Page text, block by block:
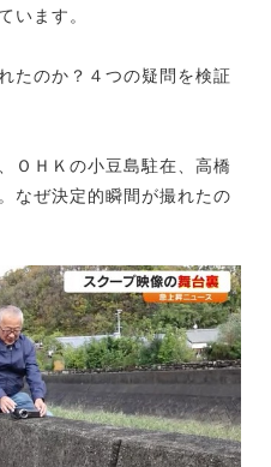
います。
たのか？４つの疑問を検証
ＯＨＫの小豆島駐在、高橋
なぜ決定的瞬間が撮れたの